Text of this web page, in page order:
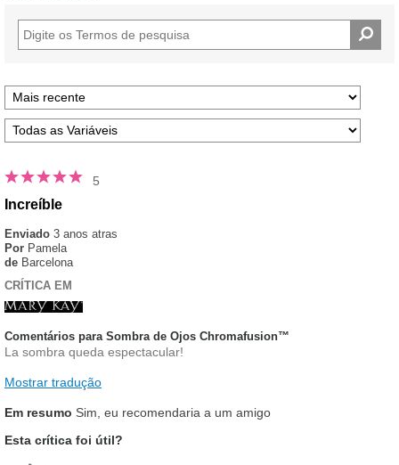
estrelas
5
Increíble
Enviado 3 anos atras
Por Pamela
de Barcelona
CRÍTICA EM
Comentários para Sombra de Ojos Chromafusion™
La sombra queda espectacular!
Mostrar tradução
Em resumo Sim, eu recomendaria a um amigo
Esta crítica foi útil?